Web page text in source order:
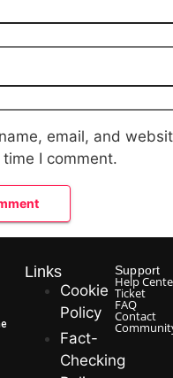
email, and
I comment.
Links
Cookie
Policy
Fact-
Checking
Support
Help
Ticket
FAQ
Contact